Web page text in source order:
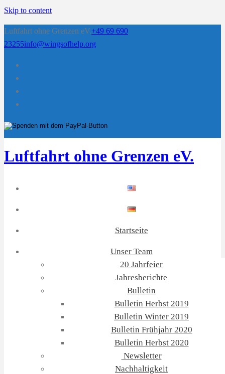
Skip to content
Luftfahrt ohne Grenzen eV.+49 69 690
23255info@wingsofhelp.org
Luftfahrt ohne Grenzen eV.
Startseite
Unser Team
20 Jahrfeier
Jahresberichte
Bulletin
Bulletin Herbst 2019
Bulletin Winter 2019
Bulletin Frühjahr 2020
Bulletin Herbst 2020
Newsletter
Nachhaltigkeit